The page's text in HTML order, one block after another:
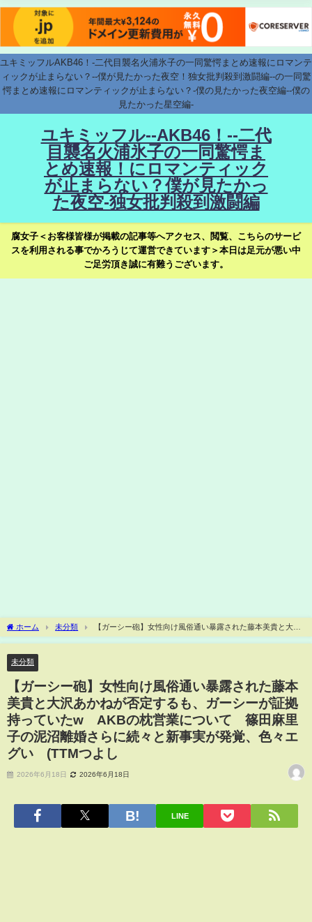
ユキミッフルAKB46！-二代目襲名火浦氷子の一同驚愕まとめ速報にロマンテ
ィックが止まらない？--僕が見たかった夜空！独女批判殺到激闘編--の一同驚
愕まとめ速報にロマンティックが止まらない？-僕の見たかった夜空編--僕の
見たかった星空編-
ユキミッフル--AKB46！--二代
目襲名火浦氷子の一同驚愕ま
とめ速報！にロマンティック
が止まらない？僕が見たかっ
た夜空-独女批判殺到激闘編
腐女子＜お客様皆様が掲載の記事等へアクセス、閲覧、こちらのサービ
スを利用される事でかろうじて運営できています＞本日は足元が悪い中
ご足労頂き誠に有難うございます。
ホーム 未分類
【ガーシー砲】女性向け風俗通い暴露された藤本美貴と大沢
あかねが否定するも、ガーシーが証拠持っていたw AKBの枕営業について 篠田麻里
未分類
【ガーシー砲】女性向け風俗通い暴露された藤本
美貴と大沢あかねが否定するも、ガーシーが証拠
持っていたw AKBの枕営業について 篠田麻里
子の泥沼離婚さらに続々と新事実が発覚、色々エ
グい (TTMつよし
2026年6月18日 2026年6月18日
LINE